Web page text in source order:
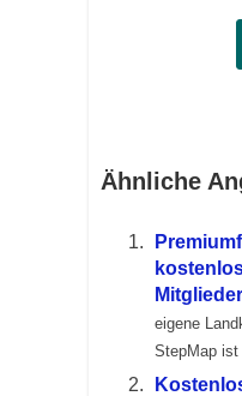
Ähnliche
Mitglieder
eigene
StepMap ist